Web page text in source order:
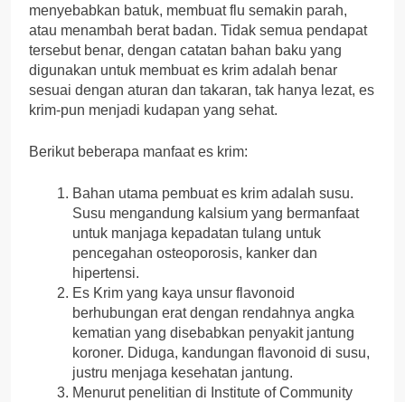
menyebabkan batuk, membuat flu semakin parah,
atau menambah berat badan. Tidak semua pendapat
tersebut benar, dengan catatan bahan baku yang
digunakan untuk membuat es krim adalah benar
sesuai dengan aturan dan takaran, tak hanya lezat, es
krim-pun menjadi kudapan yang sehat.
Berikut beberapa manfaat es krim:
Bahan utama pembuat es krim adalah susu.
Susu mengandung kalsium yang bermanfaat
untuk manjaga kepadatan tulang untuk
pencegahan osteoporosis, kanker dan
hipertensi.
Es Krim yang kaya unsur flavonoid
berhubungan erat dengan rendahnya angka
kematian yang disebabkan penyakit jantung
koroner. Diduga, kandungan flavonoid di susu,
justru menjaga kesehatan jantung.
Menurut penelitian di Institute of Community